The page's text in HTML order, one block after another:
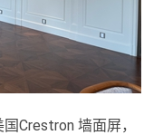
Crestron 墙面屏，